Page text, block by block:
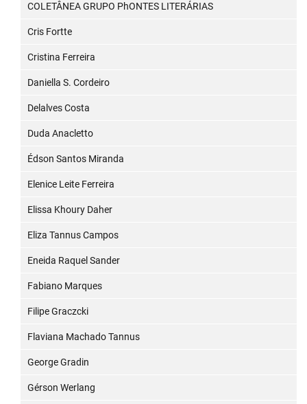
COLETÂNEA GRUPO PhONTES LITERÁRIAS
Cris Fortte
Cristina Ferreira
Daniella S. Cordeiro
Delalves Costa
Duda Anacletto
Édson Santos Miranda
Elenice Leite Ferreira
Elissa Khoury Daher
Eliza Tannus Campos
Eneida Raquel Sander
Fabiano Marques
Filipe Graczcki
Flaviana Machado Tannus
George Gradin
Gérson Werlang